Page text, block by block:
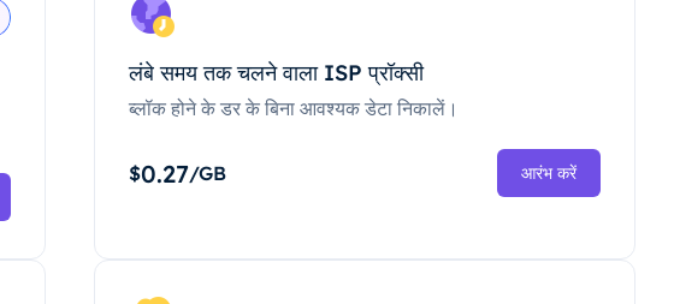
लंबे समय तक चलने वाला ISP प्रॉक्सी
ब्लॉक होने के डर के बिना आवश्यक डेटा निकालें।
$0.27/GB आरंभ करें